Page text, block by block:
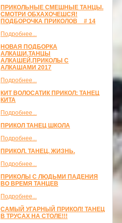
ПРИКОЛЬНЫЕ СМЕШНЫЕ ТАНЦЫ.
СМОТРИ ОБХАХОЧЕШСЯ!
ПОДБОРОЧКА ПРИКОЛОВ _ # 14
Подробнее...
НОВАЯ ПОДБОРКА
АЛКАШИ,ТАНЦЫ
АЛКАШЕЙ,ПРИКОЛЫ С
АЛКАШАМИ 2017
Подробнее...
КИТ ВОЛОСАТИК ПРИКОЛ: ТАНЕЦ
КИТА
Подробнее...
ПРИКОЛ ТАНЕЦ ШКОЛА
Подробнее...
ПРИКОЛ. ТАНЕЦ. ЖИЗНЬ.
Подробнее...
ПРИКОЛЫ С ЛЮДЬМИ ПАДЕНИЯ
ВО ВРЕМЯ ТАНЦЕВ
Подробнее...
САМЫЙ УГАРНЫЙ ПРИКОЛ! ТАНЕЦ
В ТРУСАХ НА СТОЛЕ!!!